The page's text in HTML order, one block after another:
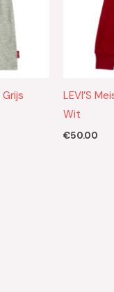
LEVI’S
Wit
€50.00